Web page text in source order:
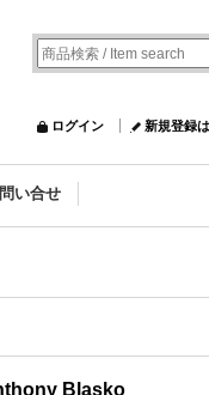
ログイン 新規登録
い合せ
Blasko